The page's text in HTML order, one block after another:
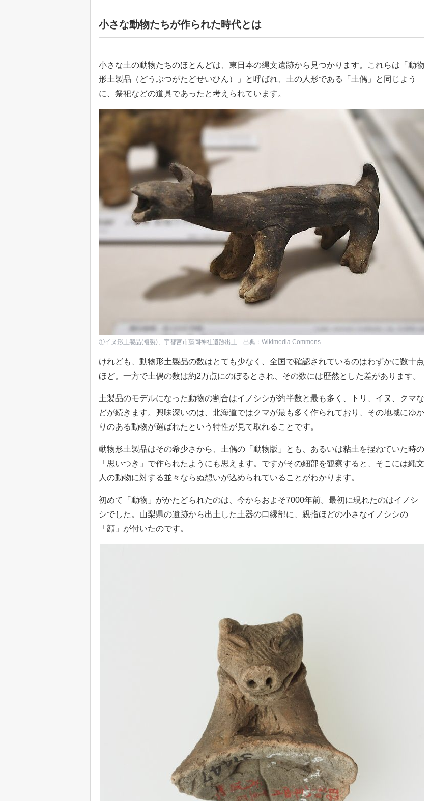
小さな動物たちが作られた時代とは
小さな土の動物たちのほとんどは、東日本の縄文遺跡から見つかります。これらは「動物
形土製品（どうぶつがたどせいひん）」と呼ばれ、土の人形である「土偶」と同じよう
に、祭祀などの道具であったと考えられています。
①イヌ形土製品(複製)、宇都宮市藤岡神社遺跡出土 出典：Wikimedia Commons
けれども、動物形土製品の数はとても少なく、全国で確認されているのはわずかに数十点
ほど。一方で土偶の数は約2万点にのぼるとされ、その数には歴然とした差があります。
土製品のモデルになった動物の割合はイノシシが約半数と最も多く、トリ、イヌ、クマな
どが続きます。興味深いのは、北海道ではクマが最も多く作られており、その地域にゆか
りのある動物が選ばれたという特性が見て取れることです。
動物形土製品はその希少さから、土偶の「動物版」とも、あるいは粘土を捏ねていた時の
「思いつき」で作られたようにも思えます。ですがその細部を観察すると、そこには縄文
人の動物に対する並々ならぬ想いが込められていることがわかります。
初めて「動物」がかたどられたのは、今からおよそ7000年前。最初に現れたのはイノシ
シでした。山梨県の遺跡から出土した土器の口縁部に、親指ほどの小さなイノシシの
「顔」が付いたのです。